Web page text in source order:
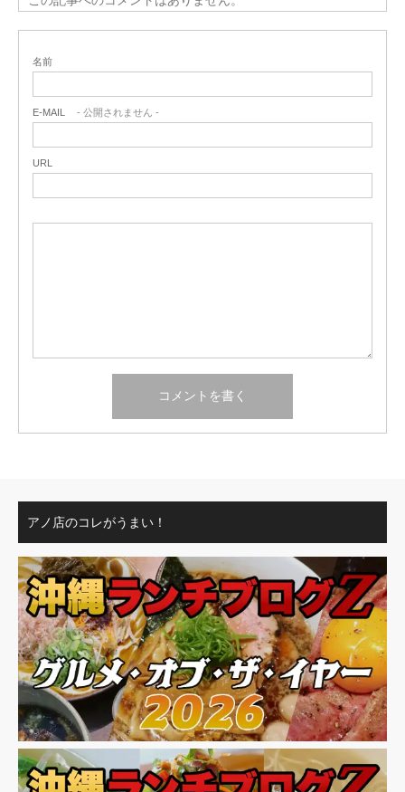
名前
E-MAIL - 公開されません -
URL
アノ店のコレがうまい！